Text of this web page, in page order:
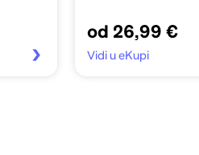
od 26,99 €
Vidi u eKupi